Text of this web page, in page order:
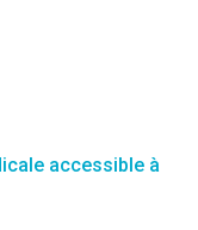
accessible à